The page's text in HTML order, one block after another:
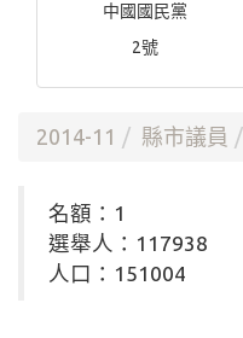
中國國民黨
2號
2014-11 縣市議員
名額：1
選舉人：117938
人口：151004